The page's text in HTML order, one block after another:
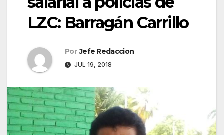
LZC: Barragán Carrillo
Por Jefe Redaccion
JUL 19, 2018